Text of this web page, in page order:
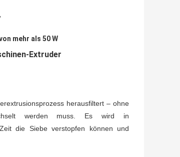
,
mehr als 50 W
Extruder
herausfiltert – ohne
werden muss. Es wird in
die Siebe verstopfen können und